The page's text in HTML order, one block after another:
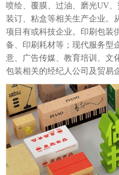
喷绘、覆膜、过油、磨光UV
装订、粘盒等相关生产企业。
项目有或科技企业。印刷包装
备、印刷耗材等；现代服务型
意、广告传媒、教育培训、文
包装相关的经纪人公司及贸易